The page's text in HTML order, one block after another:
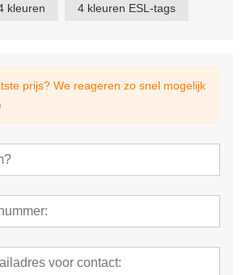
kleuren 4 kleuren ESL-tags
prijs? We reageren zo snel mogelijk